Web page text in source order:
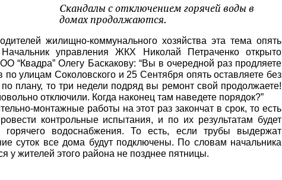
Скандалы с отключением горячей воды в
домах продолжаются.
жилищно-коммунального хозяйства эта тема опять
управления ЖКХ Николай Петраченко открыто
“Квадра” Олегу Баскакову: “Вы в очередной раз продляете
улицам Соколовского и 25 Сентября опять оставляете без
плану, то три недели подряд вы ремонт свой продолжаете!
отключили. Когда наконец там наведете порядок?”
монтажные работы на этот раз закончат в срок, то есть
контрольные испытания, и по их результатам будет
водоснабжения. То есть, если трубы выдержат
суток все дома будут подключены. По словам начальника
у жителей этого района не позднее пятницы.